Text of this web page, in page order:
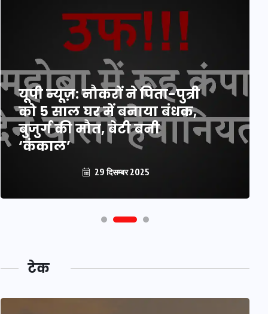
यूपी न्यूज़: नौकरों ने पिता-पुत्री
को 5 साल घर में बनाया बंधक,
बुजुर्ग की मौत, बेटी बनी
‘कंकाल’
29 दिसम्बर 2025
टेक